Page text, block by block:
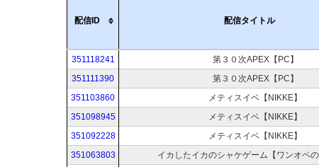
配信ID 配信タイトル
351118241
第３０次APEX【PC】
351111390
第３０次APEX【PC】
351103860
メティスイベ【NIKKE】
351098945
メティスイベ【NIKKE】
351092228
メティスイベ【NIKKE】
351063803
イカしたイカのシャケゲーム【ワンオペの